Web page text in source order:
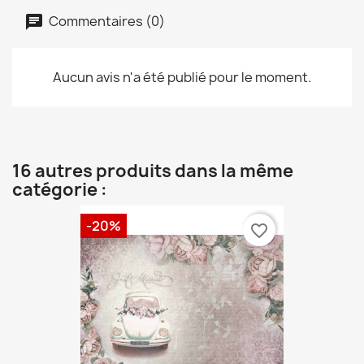
Commentaires (0)
Aucun avis n'a été publié pour le moment.
16 autres produits dans la même
catégorie :
-20% favorite_border